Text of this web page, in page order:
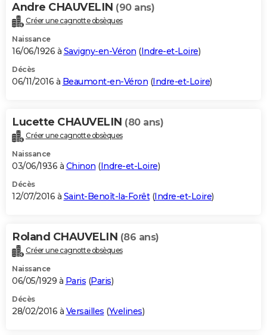
Andre CHAUVELIN (90 ans)
Créer une cagnotte obsèques
Naissance
16/06/1926 à Savigny-en-Véron (Indre-et-Loire)
Décès
06/11/2016 à Beaumont-en-Véron (Indre-et-Loire)
Lucette CHAUVELIN (80 ans)
Créer une cagnotte obsèques
Naissance
03/06/1936 à Chinon (Indre-et-Loire)
Décès
12/07/2016 à Saint-Benoît-la-Forêt(Indre-et-Loire)
Roland CHAUVELIN (86 ans)
Créer une cagnotte obsèques
Naissance
06/05/1929 à Paris (Paris)
Décès
28/02/2016 à Versailles (Yvelines)